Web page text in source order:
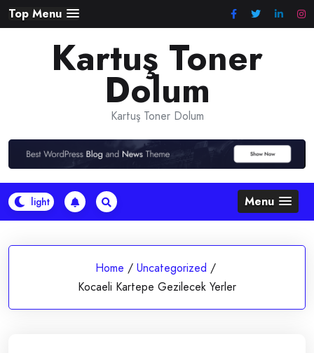
Skip
to
Top Menu
Kartuş Toner
Dolum
Kartuş Toner Dolum
Menu
Home / Uncategorized /
Kocaeli Kartepe Gezilecek Yerler